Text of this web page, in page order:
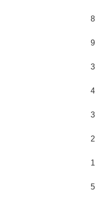
8
9
3
4
3
2
1
5